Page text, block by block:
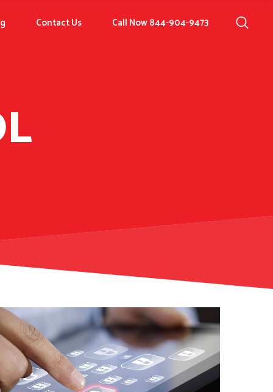
Contact Us Call Now 844-904-9473